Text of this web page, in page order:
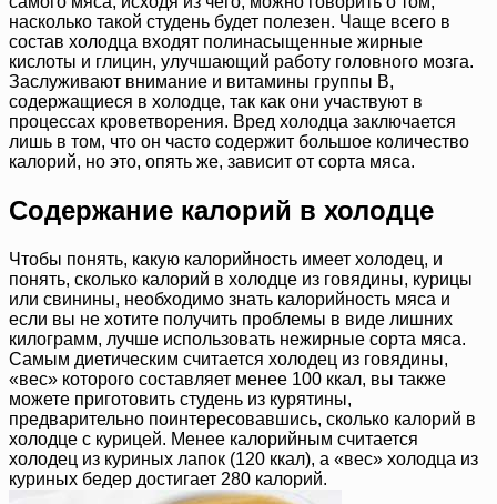
насколько такой студень будет полезен. Чаще всего в
состав холодца входят полинасыщенные жирные
кислоты и глицин, улучшающий работу головного мозга.
Заслуживают внимание и витамины группы B,
содержащиеся в холодце, так как они участвуют в
процессах кроветворения. Вред холодца заключается
лишь в том, что он часто содержит большое количество
калорий, но это, опять же, зависит от сорта мяса.
Содержание калорий в холодце
Чтобы понять, какую калорийность имеет холодец, и
понять, сколько калорий в холодце из говядины, курицы
или свинины, необходимо знать калорийность мяса и
если вы не хотите получить проблемы в виде лишних
килограмм, лучше использовать нежирные сорта мяса.
Самым диетическим считается холодец из говядины,
«вес» которого составляет менее 100 ккал, вы также
можете приготовить студень из курятины,
предварительно поинтересовавшись, сколько калорий в
холодце с курицей. Менее калорийным считается
холодец из куриных лапок (120 ккал), а «вес» холодца из
куриных бедер достигает 280 калорий.